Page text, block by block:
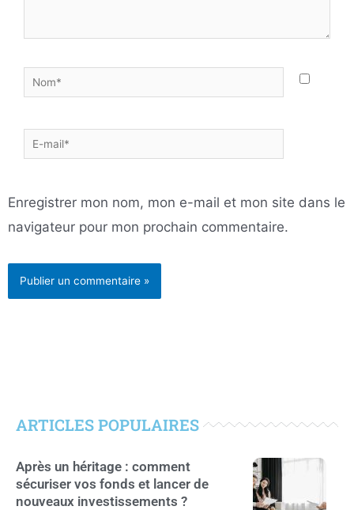
Nom*
E-
mail*
Enregistrer mon nom, mon e-mail et mon site dans le
navigateur pour mon prochain commentaire.
ARTICLES POPULAIRES
Après un héritage : comment
sécuriser vos fonds et lancer de
nouveaux investissements ?